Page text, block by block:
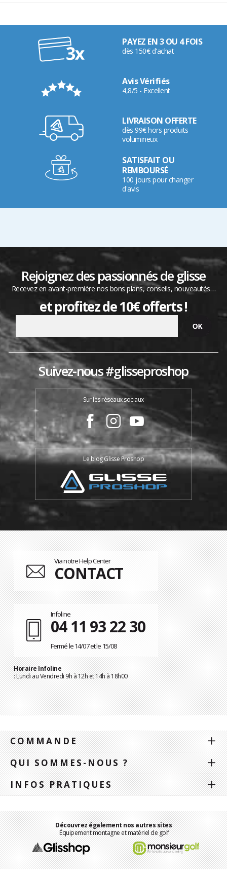
PAYEZ EN 3 OU 4 FOIS
dès 150€ d'achat
Avis Vérifiés
4,8/5 - Excellent
LIVRAISON OFFERTE
dès 99€ hors produits
volumineux
SATISFAIT OU
REMBOURSÉ
100 jours pour changer
d'avis
Rejoignez des passionnés de glisse
Recevez en avant-première nos bons plans, conseils, nouveautés…
et profitez de 10€ offerts !
Suivez-nous #glisseproshop
Sur les réseaux sociaux
Le blog Glisse Proshop
Via notre Help Center
CONTACT
Infoline
04 11 93 22 30
Fermé le 14/07 et le 15/08
Horaire Infoline
: Lundi au Vendredi 9h à 12h et 14h à 18h00
COMMANDE
QUI SOMMES-NOUS ?
INFOS PRATIQUES
Découvrez également nos autres sites
Équipement montagne et matériel de golf